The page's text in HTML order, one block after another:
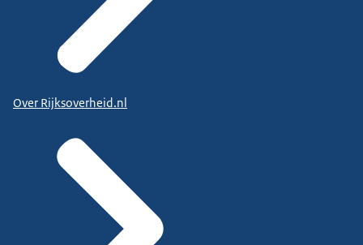
Over Rijksoverheid.nl